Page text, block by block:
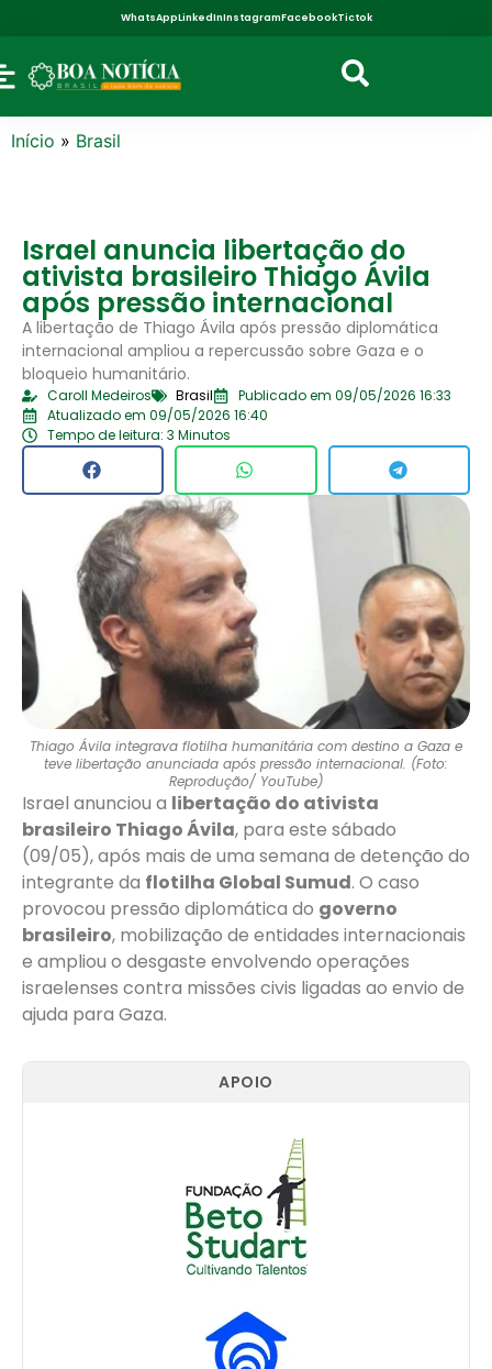
WhatsAppLinkedInInstagramFacebookTictok
Início » Brasil
Israel anuncia libertação do
ativista brasileiro Thiago Ávila
após pressão internacional
A libertação de Thiago Ávila após pressão diplomática
internacional ampliou a repercussão sobre Gaza e o
bloqueio humanitário.
Caroll Medeiros Brasil
Publicado em 09/05/2026 16:33
Atualizado em 09/05/2026 16:40
Tempo de leitura: 3 Minutos
Thiago Ávila integrava flotilha humanitária com destino a Gaza e
teve libertação anunciada após pressão internacional. (Foto:
Reprodução/ YouTube)
Israel anunciou a libertação do ativista
brasileiro Thiago Ávila, para este sábado
(09/05), após mais de uma semana de detenção do
integrante da flotilha Global Sumud. O caso
provocou pressão diplomática do governo
brasileiro, mobilização de entidades internacionais
e ampliou o desgaste envolvendo operações
israelenses contra missões civis ligadas ao envio de
ajuda para Gaza.
APOIO